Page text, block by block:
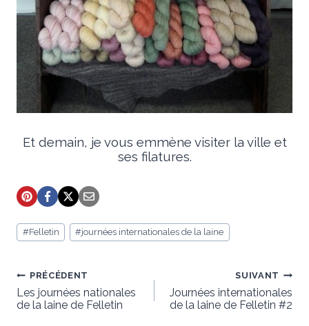
Et demain, je vous emmène visiter la ville et
ses filatures.
Étiquettes
de
#Felletin #journées internationales de la laine
Navigation
de
l’article
PRÉCÉDENT
Les journées nationales
de la laine de Felletin
SUIVANT
Journées internationales
de la laine de Felletin #2